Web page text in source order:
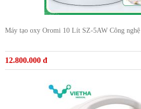
Máy tạo oxy Oromi 10 Lít SZ-5AW Công nghệ
12.800.000 đ